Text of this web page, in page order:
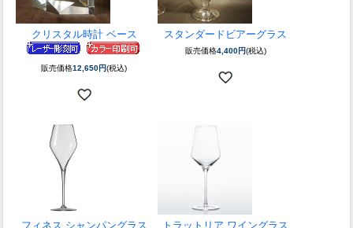
クリスタル時計 ベース
販売価格12,650円(税込)
スタンダードビアーグラス
販売価格4,400円(税込)
フィネス シャンパングラス トラットリア ワイングラス